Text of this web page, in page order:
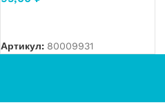
Артикул: 80009931